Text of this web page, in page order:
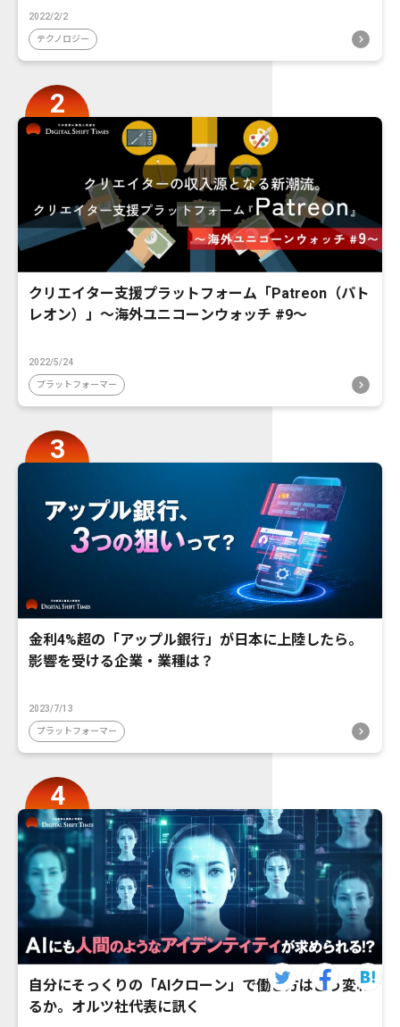
2022/2/2
テクノロジー
クリエイター支援プラットフォーム「Patreon（パト
レオン）」〜海外ユニコーンウォッチ #9〜
2022/5/24
プラットフォーマー
金利4%超の「アップル銀行」が日本に上陸したら。
影響を受ける企業・業種は？
2023/7/13
プラットフォーマー
自分にそっくりの「AIクローン」で働き方はどう変わ
るか。オルツ社代表に訊く